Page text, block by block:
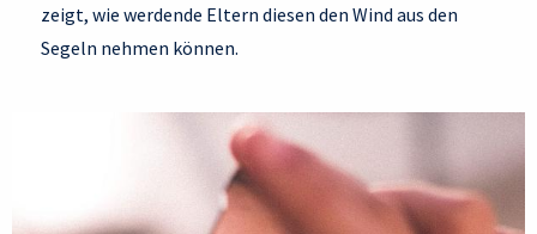
zeigt, wie werdende Eltern diesen den Wind aus den
Segeln nehmen können.